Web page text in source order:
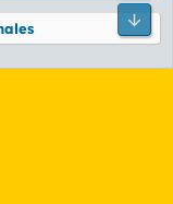
Ltd.
Pie